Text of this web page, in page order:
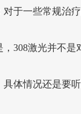
于一些常规治
，308激光并不
体情况还是要